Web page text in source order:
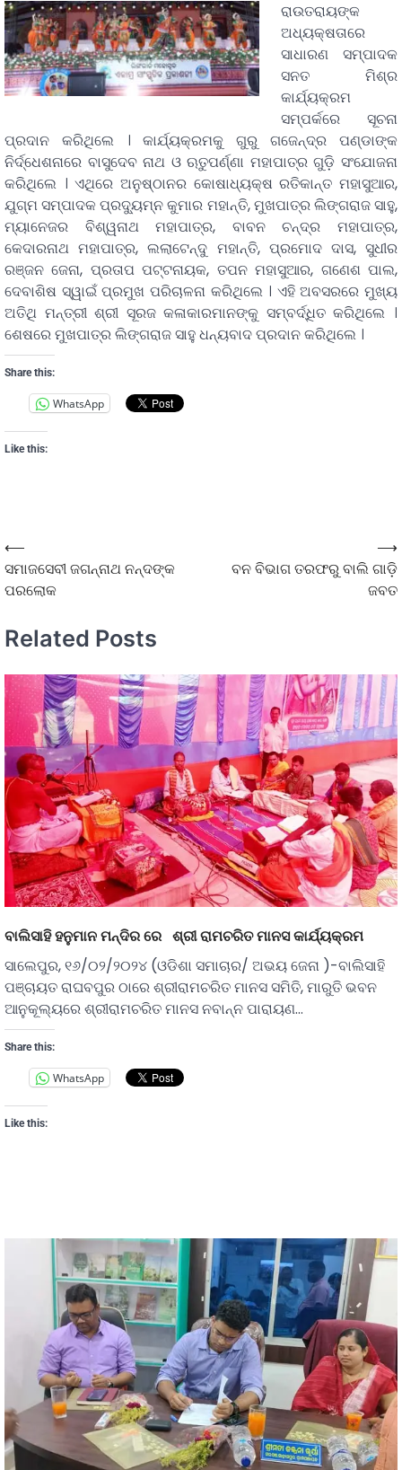
ରାଉତରାୟଙ୍କ
ଅଧ୍ୟକ୍ଷତାରେ
ସାଧାରଣ ସମ୍ପାଦକ
ସନତ ମିଶ୍ର
କାର୍ଯ୍ୟକ୍ରମ
ସମ୍ପର୍କରେ ସୂଚନା
ପ୍ରଦାନ କରିଥିଲେ । କାର୍ଯ୍ୟକ୍ରମକୁ ଗୁରୁ ଗଜେନ୍ଦ୍ର ପଣ୍ଡାଙ୍କ
ନିର୍ଦ୍ଧେଶନାରେ ବାସୁଦେବ ନାଥ ଓ ଋତୁପର୍ଣ୍ଣା ମହାପାତ୍ର ଗୁଡ଼ି ସଂଯୋଜନା
କରିଥିଲେ । ଏଥିରେ ଅନୁଷ୍ଠାନର କୋଷାଧ୍ୟକ୍ଷ ରତିକାନ୍ତ ମହାସୁଆର,
ଯୁଗ୍ମ ସମ୍ପାଦକ ପ୍ରଦୁ୍ୟମ୍ନ କୁମାର ମହାନ୍ତି, ମୁଖପାତ୍ର ଲିଙ୍ଗରାଜ ସାହୁ,
ମ୍ୟାନେଜର ବିଶ୍ୱନାଥ ମହାପାତ୍ର, ବାବନ ଚନ୍ଦ୍ର ମହାପାତ୍ର,
କେଦାରନାଥ ମହାପାତ୍ର, ଲଲାଟେନ୍ଦୁ ମହାନ୍ତି, ପ୍ରମୋଦ ଦାସ, ସୁଧୀର
ରଞ୍ଜନ ଜେନା, ପ୍ରତାପ ପଟ୍ଟନାୟକ, ତପନ ମହାସୁଆର, ଗଣେଶ ପାଲ,
ଦେବାଶିଷ ସ୍ୱାଇଁ ପ୍ରମୁଖ ପରିଚାଳନା କରିଥିଲେ । ଏହି ଅବସରରେ ମୁଖ୍ୟ
ଅତିଥି ମନ୍ତ୍ରୀ ଶ୍ରୀ ସୂରଜ କଳାକାରମାନଙ୍କୁ ସମ୍ବର୍ଦ୍ଧିତ କରିଥିଲେ ।
ଶେଷରେ ମୁଖପାତ୍ର ଲିଙ୍ଗରାଜ ସାହୁ ଧନ୍ୟବାଦ ପ୍ରଦାନ କରିଥିଲେ ।
Share this:
WhatsApp
Like this:
⟵
ସମାଜସେବୀ ଜଗନ୍ନାଥ ନନ୍ଦଙ୍କ
ପରଲୋକ
ବନ ବିଭାଗ ତରଫରୁ ବାଲି ଗାଡ଼ି
ଜବତ
⟶
Related Posts
ବାଲିସାହି ହନୁମାନ ମନ୍ଦିର ରେ ଶ୍ରୀ ରାମଚରିତ ମାନସ କାର୍ଯ୍ୟକ୍ରମ
ସାଲେପୁର, ୧୬/୦୨/୨୦୨୪ (ଓଡିଶା ସମାଚାର/ ଅଭୟ ଜେନା )-ବାଲିସାହି
ପଞ୍ଚାୟତ ରାଘବପୁର ଠାରେ ଶ୍ରୀରାମଚରିତ ମାନସ ସମିତି, ମାରୁତି ଭବନ
ଆନୁକୂଲ୍ୟରେ ଶ୍ରୀରାମଚରିତ ମାନସ ନବାନ୍ନ ପାରାୟଣ…
Share this:
WhatsApp
Like this: